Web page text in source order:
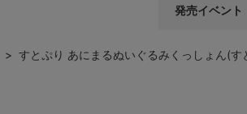
発売イベント
> すとぷり あにまるぬいぐるみくっしょん(す